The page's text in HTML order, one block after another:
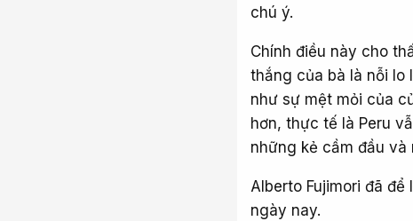
chú ý.
Chính điều này cho
thắng của bà là nỗi lo
như sự mệt mỏi của
hơn, thực tế là Peru
những kẻ cầm đầu
Alberto Fujimori đã
ngày nay.